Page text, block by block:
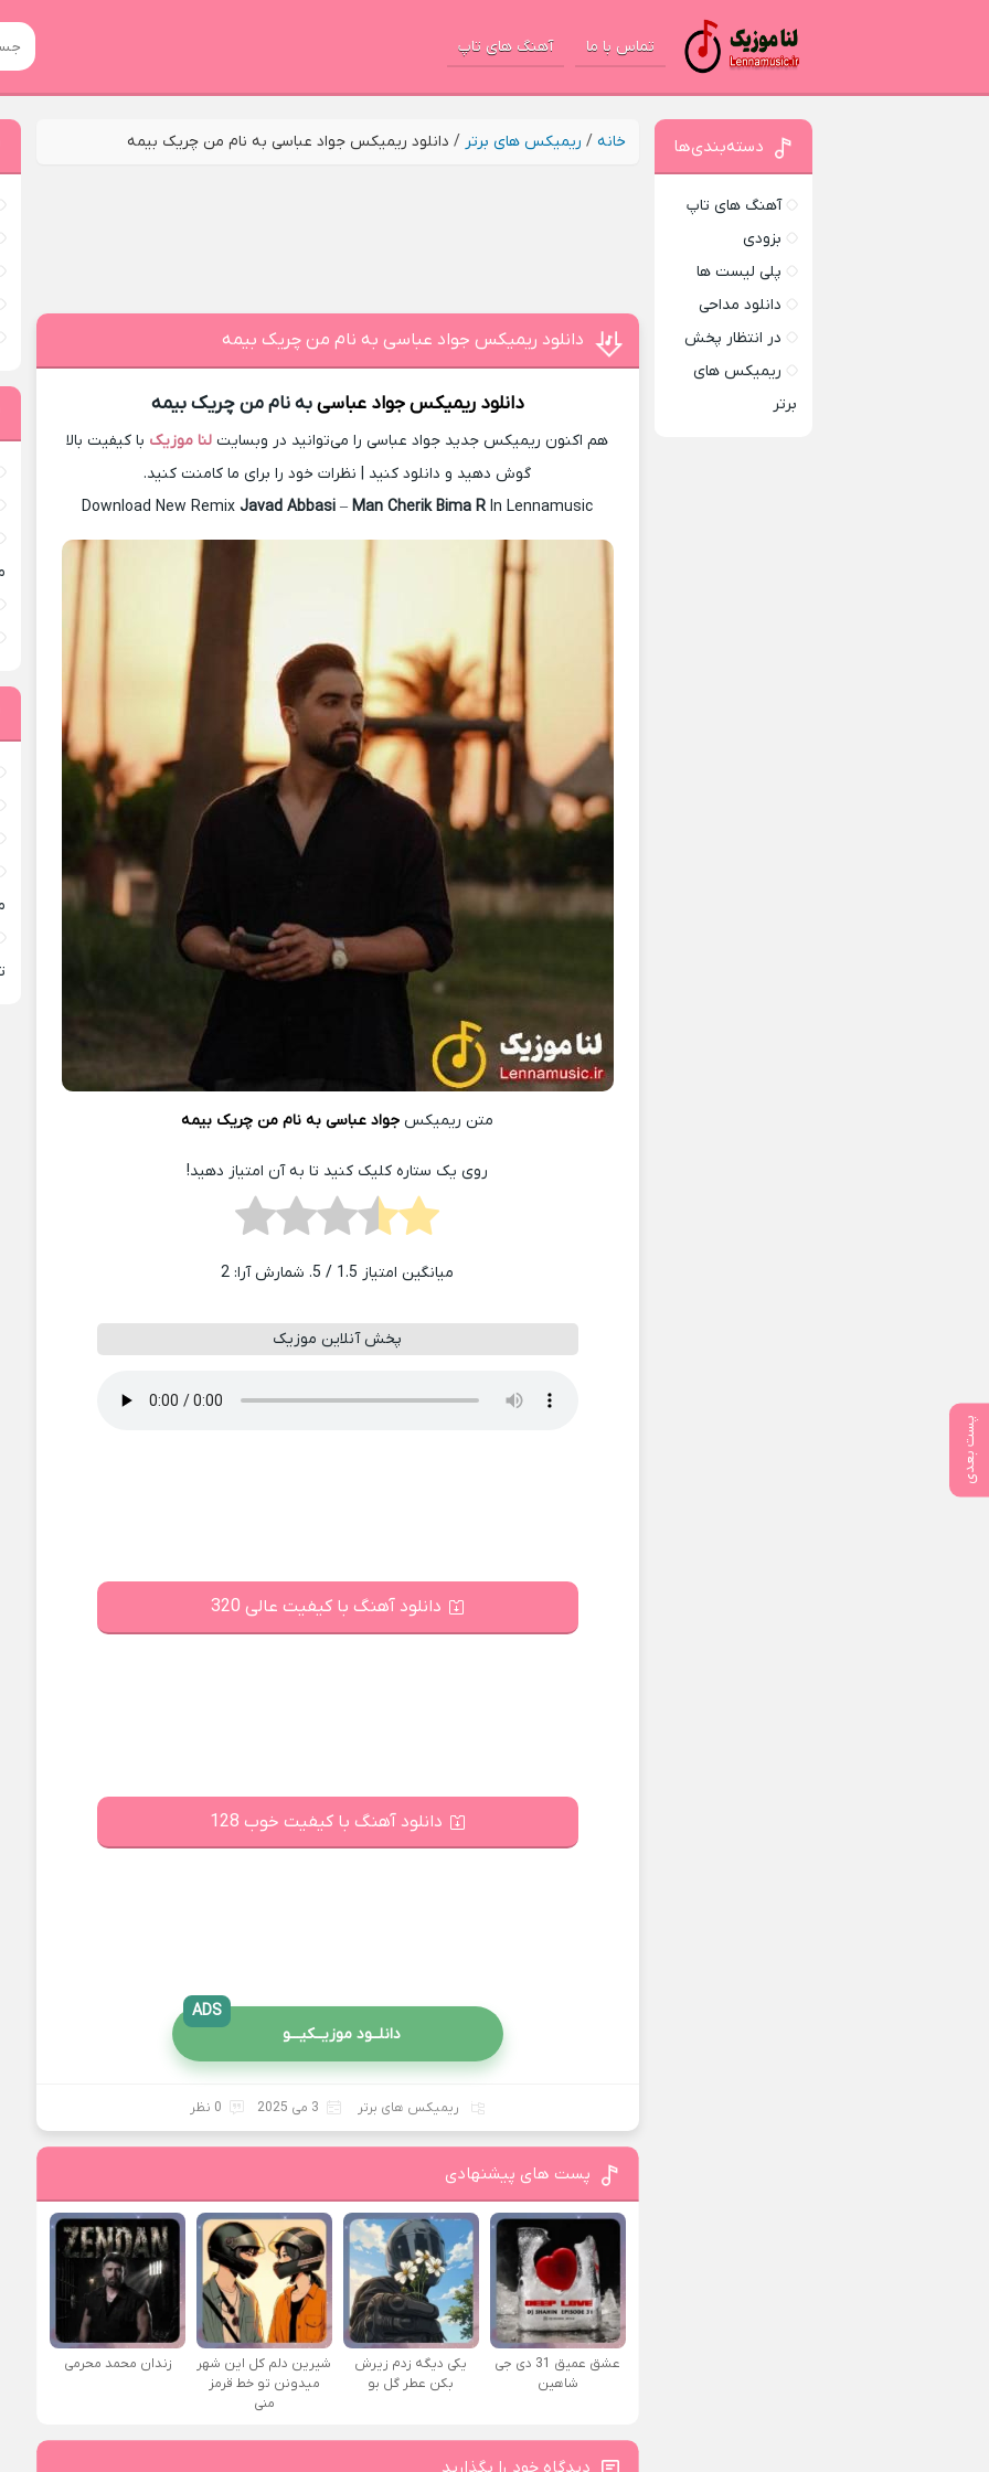
تماس با ما آهنگ های تاپ
خانه / ریمیکس های برتر / دانلود ریمیکس جواد عباسی به نام من چریک بیمه
پست بعدی
دانلود ریمیکس جواد عباسی به نام من چریک بیمه
دانلود ریمیکسجواد عباسیبه نام من چریک بیمه
هم اکنون ریمیکس جدید جواد عباسی را می‌توانید در وبسایت لنا موزیک با کیفیت بالا
گوش دهید و دانلود کنید | نظرات خود را برای ما کامنت کنید.
Download New RemixJavad Abbasi –Man Cherik Bima R In Lennamusic
متن ریمیکس جواد عباسی به نام من چریک بیمه
روی یک ستاره کلیک کنید تا به آن امتیاز دهید!
میانگین امتیاز 1.5 / 5. شمارش آرا: 2
پخش آنلاین موزیک
دانلود آهنگ با کیفیت عالی 320
دانلود آهنگ با کیفیت خوب 128
دانلــود موزیــکیـــو
ADS
ریمیکس های برتر 3 می 2025 0 نظر
پست های پیشنهادی
عشق عمیق 31 دی جی
شاهین
یکی دیگه زدم زیرش
بکن عطر گل بو
شیرین دلم کل این شهر
میدونن تو خط قرمز
منی
زندان محمد محرمی
دسته‌بندی‌ها
آهنگ های تاپ
بزودی
پلی لیست ها
دانلود مداحی
در انتظار پخش
ریمیکس های
برتر